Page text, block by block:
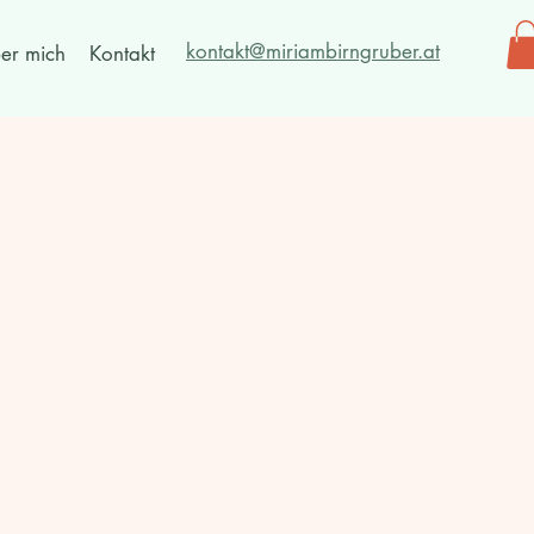
mich Kontakt kontakt@miriambirngruber.at